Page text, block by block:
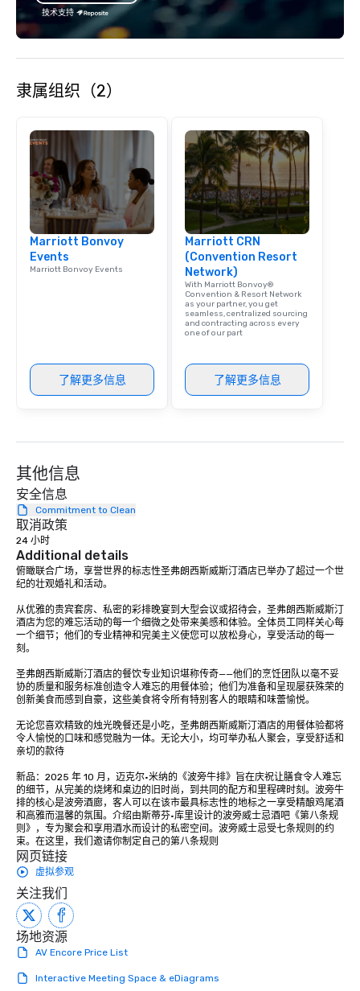
each experience with
engaging information
meeting events, from
team building. All-Inclusive Group
Dining When meeting
corporate group
Smacking Foodie
group is assured a
experience with three
signature dishes at
person with tax and
included. The only
are drinks. However,
provides guests a
at various stops. Build Your Network
Our exclusive
to engage the person
traverse along the
way to do so. Large Groups Welcome
Lip Smacking Foodie
groups from as few
as 500 guests,
Stress-Free Booking
more easily. You’ll
knowing that
of from the moment
booked to the minute
技术支持
隶属组织（2）
Marriott Bonvoy
Events
Marriott Bonvoy Events
了解更多信息
Marriott CRN
(Convention Resort
Network)
With Marriott Bonvoy®
Convention & Resort Network
as your partner, you get
seamless, centralized sourcing
and contracting across every
one of our part
了解更多信息
其他信息
安全信息
Commitment to Clean
取消政策
24 小时
Additional details
俯瞰联合广场，享誉世界的标志性圣弗朗西斯威斯汀酒店已举办了超过一个世
纪的壮观婚礼和活动。
从优雅的贵宾套房、私密的彩排晚宴到大型会议或招待会，圣弗朗西斯威斯汀
酒店为您的难忘活动的每一个细微之处带来美感和体验。全体员工同样关心每
一个细节；他们的专业精神和完美主义使您可以放松身心，享受活动的每一
刻。
圣弗朗西斯威斯汀酒店的餐饮专业知识堪称传奇——他们的烹饪团队以毫不妥
协的质量和服务标准创造令人难忘的用餐体验；他们为准备和呈现屡获殊荣的
创新美食而感到自豪，这些美食将令所有特别客人的眼睛和味蕾愉悦。
无论您喜欢精致的烛光晚餐还是小吃，圣弗朗西斯威斯汀酒店的用餐体验都将
令人愉悦的口味和感觉融为一体。无论大小，均可举办私人聚会，享受舒适和
亲切的款待
新品：2025 年 10 月，迈克尔·米纳的《波旁牛排》旨在庆祝让膳食令人难忘
的细节，从完美的烧烤和桌边的旧时尚，到共同的配方和里程碑时刻。波旁牛
排的核心是波旁酒廊，客人可以在该市最具标志性的地标之一享受精酿鸡尾酒
和高雅而温馨的氛围。介绍由斯蒂芬·库里设计的波旁威士忌酒吧《第八条规
则》，专为聚会和享用酒水而设计的私密空间。波旁威士忌受七条规则的约
束。在这里，我们邀请你制定自己的第八条规则
网页链接
虚拟参观
关注我们
场地资源
AV Encore Price List
Interactive Meeting Space & eDiagrams